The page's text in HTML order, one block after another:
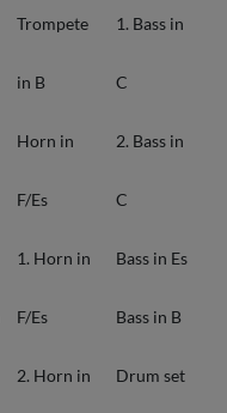
Trompete
in B
Horn in
F/Es
1. Horn in
F/Es
2. Horn in
1. Bass in
C
2. Bass in
C
Bass in Es
Bass in B
Drum set